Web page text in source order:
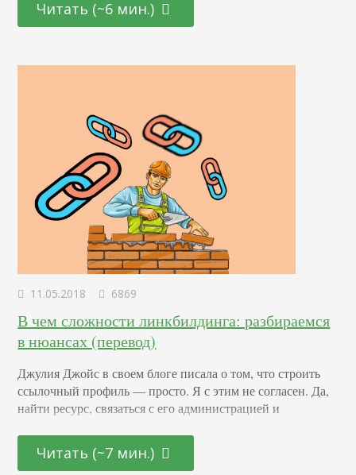
8 секунд. Наш разум постоянно о чем-то размышляет,
отказов от заполненной корзины. Но эта…
Читать (~6 мин.)
11.05.2018 6869
В чем сложности линкбилдинга: разбираемся
в нюансах (перевод)
Джулия Джойс в своем блоге писала о том, что строить
ссылочный профиль — просто. Я с этим не согласен. Да,
найти ресурс, связаться с его администрацией и
мнение: если вы хотите добиться успехов при ссылочном
продвижении, все гораздо сложнее. Я встречаюсь с
Читать (~7 мин.)